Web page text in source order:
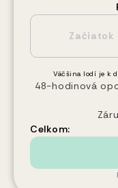
Väčšina lodí je k
48-hodinová
Celkom: